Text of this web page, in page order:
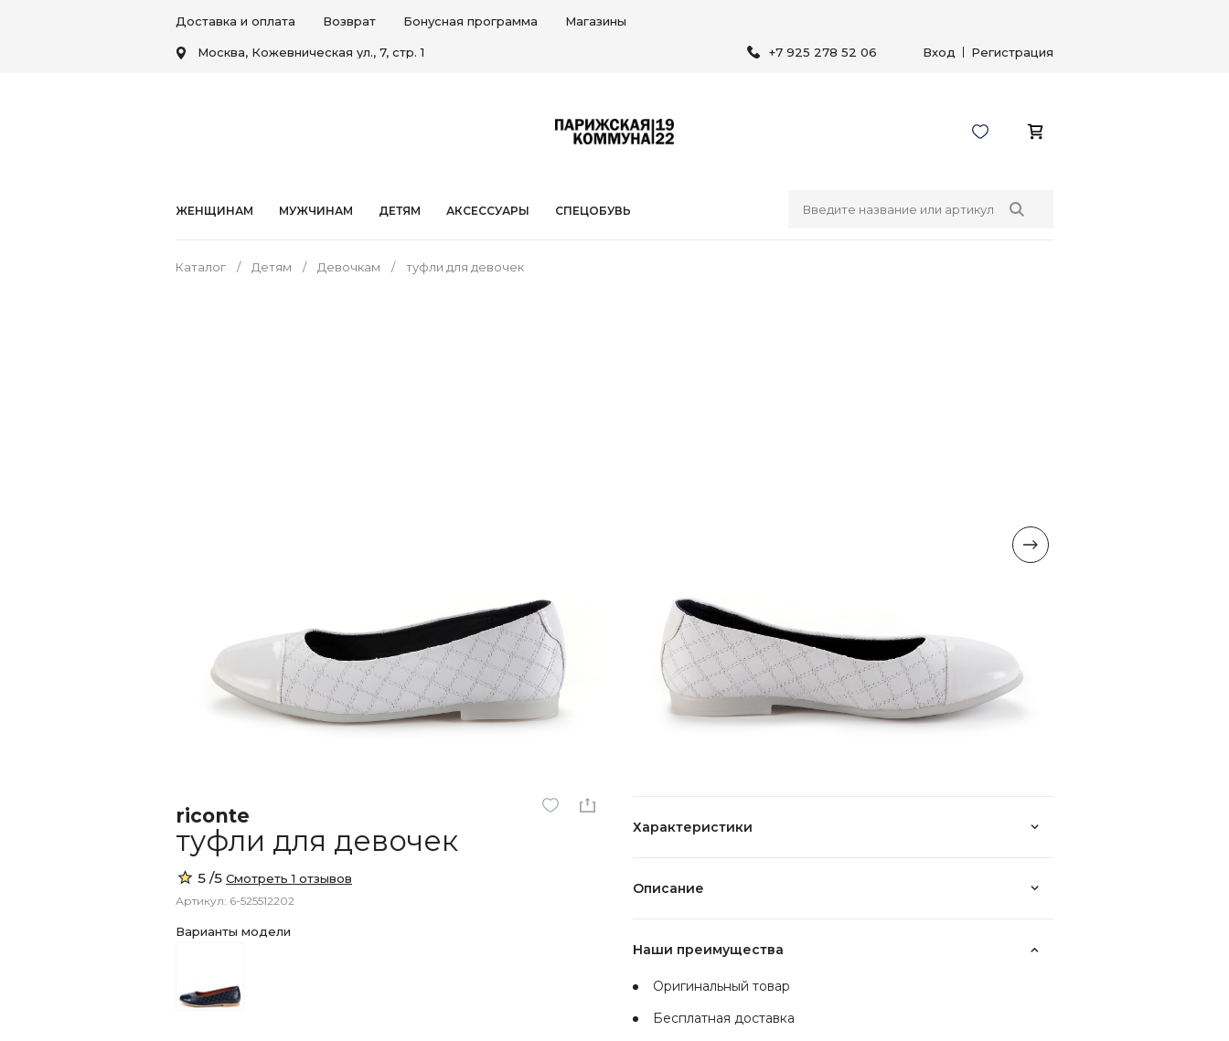
Доставка и оплата Возврат Бонусная программа Магазины
Москва, Кожевническая ул., 7, стр. 1 +7 925 278 52 06 Вход Регистрация
ЖЕНЩИНАМ МУЖЧИНАМ ДЕТЯМ АКСЕССУАРЫ СПЕЦОБУВЬ
Каталог Детям Девочкам туфли для девочек
riconte
туфли для девочек
5 /5 Смотреть 1 отзывов
Артикул: 6-525512202
Варианты модели
Характеристики
Описание
Наши преимущества
Оригинальный товар
Бесплатная доставка